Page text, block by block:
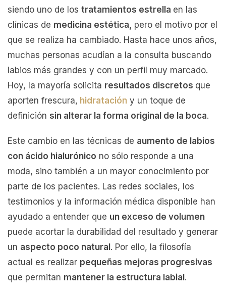
siendo uno de los tratamientos estrella en las
clínicas de medicina estética, pero el motivo por el
que se realiza ha cambiado. Hasta hace unos años,
muchas personas acudían a la consulta buscando
labios más grandes y con un perfil muy marcado.
Hoy, la mayoría solicita resultados discretos que
aporten frescura, hidratación y un toque de
definición sin alterar la forma original de la boca.
Este cambio en las técnicas de aumento de labios
con ácido hialurónico no sólo responde a una
moda, sino también a un mayor conocimiento por
parte de los pacientes. Las redes sociales, los
testimonios y la información médica disponible han
ayudado a entender que un exceso de volumen
puede acortar la durabilidad del resultado y generar
un aspecto poco natural . Por ello, la filosofía
actual es realizar pequeñas mejoras progresivas
que permitan mantener la estructura labial .